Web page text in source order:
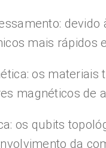
mais rápidos
os
magnéticos de
os qubits
da